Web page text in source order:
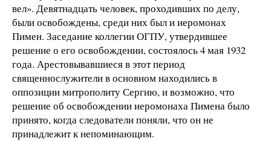
вел». Девятнадцать человек, проходивших по делу,
были освобождены, среди них был и иеромонах
Пимен. Заседание коллегии ОГПУ, утвердившее
решение о его освобождении, состоялось 4 мая 1932
года. Арестовывавшиеся в этот период
священнослужители в основном находились в
оппозиции митрополиту Сергию, и возможно, что
решение об освобождении иеромонаха Пимена было
принято, когда следователи поняли, что он не
принадлежит к непоминающим.